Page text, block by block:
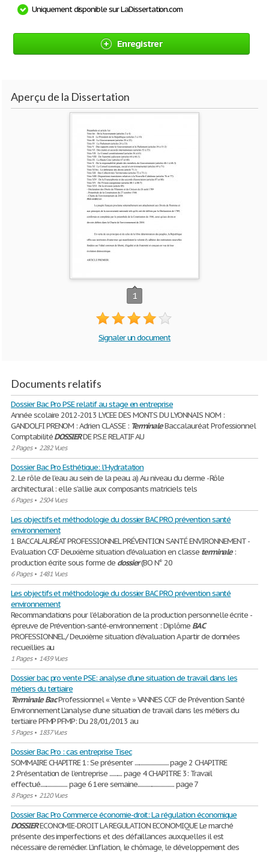
Uniquement disponible sur LaDissertation.com
Enregistrer
Aperçu de la Dissertation
1
Signaler un document
Documents relatifs
Dossier Bac Pro PSE relatif au stage en entreprise
Année scolaire 2012-2013 LYCEE DES MONTS DU LYONNAIS NOM :
GANDOLFI PRENOM : Adrien CLASSE : TerminaleBaccalauréat Professionnel
ComptabilitéDOSSIERDE P.S.E RELATIF AU
2 Pages• 2282 Vues
Dossier Bac Pro Esthétique: l'Hydratation
2. Le rôle de l’eau au sein de la peau. a) Au niveau du derme - Rôle
architectural : elle s’allie aux composants matriciels tels
6 Pages• 2504 Vues
Les objectifs et méthodologie du dossier BAC PRO prévention santé
environnement
1 BACCALAURÉAT PROFESSIONNEL PRÉVENTION SANTÉ ENVIRONNEMENT -
Evaluation CCF Deuxième situation d'évaluation en classe terminale:
production écrite sous forme de dossier(BO N° 20
6 Pages• 1481 Vues
Les objectifs et méthodologie du dossier BAC PRO prévention santé
environnement
Recommandations pour l’élaboration de la production personnelle écrite -
épreuve de Prévention-santé-environnement : Diplôme BAC
PROFESSIONNEL / Deuxième situation d’évaluation A partir de données
recueillies au
1 Pages• 1439 Vues
Dossier bac pro vente PSE: analyse d’une situation de travail dans les
métiers du tertiaire
Terminale BacProfessionnel « Vente » VANNES CCF de Prévention Santé
Environnement L’analyse d’une situation de travail dans les métiers du
tertiaire PFMP PFMP: Du 28/01/2013 au
5 Pages• 1837 Vues
Dossier Bac Pro : cas entreprise Tisec
SOMMAIRE CHAPITRE 1: Se présenter ............................. page 2 CHAPITRE
2:Présentation de l’entreprise ........... page 4 CHAPITRE 3: Travail
effectué....................... page 6 1ere semaine............................... page 7
8 Pages• 2120 Vues
Dossier Bac Pro Commerce économie-droit: La régulation économique
DOSSIERECONOMIE-DROIT LA REGULATION ECONOMIQUE Le marché
présente des imperfections et des défaillances auxquelles il est
nécessaire de remédier. L’inflation, le chômage, le développement des